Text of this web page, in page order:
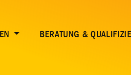
BERATUNG &